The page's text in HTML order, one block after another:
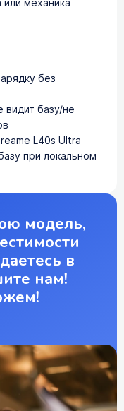
без
базу/не
L40s Ultra
при локальном
модель,
в
нам!